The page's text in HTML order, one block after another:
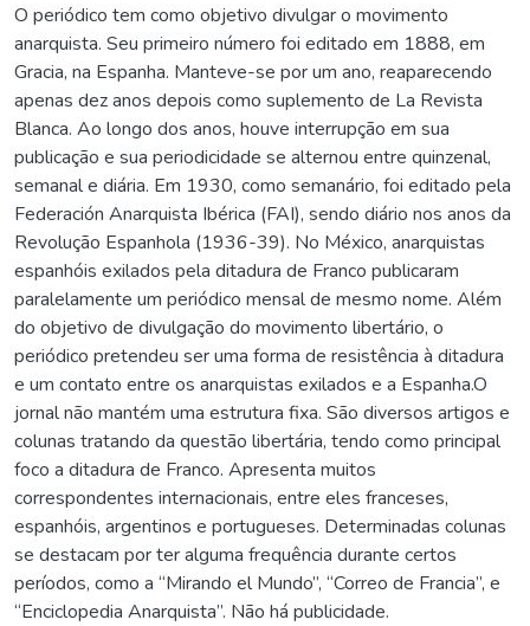
O periódico tem como objetivo divulgar o movimento
anarquista. Seu primeiro número foi editado em 1888, em
Gracia, na Espanha. Manteve-se por um ano, reaparecendo
apenas dez anos depois como suplemento de La Revista
Blanca. Ao longo dos anos, houve interrupção em sua
publicação e sua periodicidade se alternou entre quinzenal,
semanal e diária. Em 1930, como semanário, foi editado pela
Federación Anarquista Ibérica (FAI), sendo diário nos anos da
Revolução Espanhola (1936-39). No México, anarquistas
espanhóis exilados pela ditadura de Franco publicaram
paralelamente um periódico mensal de mesmo nome. Além
do objetivo de divulgação do movimento libertário, o
periódico pretendeu ser uma forma de resistência à ditadura
e um contato entre os anarquistas exilados e a Espanha.O
jornal não mantém uma estrutura fixa. São diversos artigos e
colunas tratando da questão libertária, tendo como principal
foco a ditadura de Franco. Apresenta muitos
correspondentes internacionais, entre eles franceses,
espanhóis, argentinos e portugueses. Determinadas colunas
se destacam por ter alguma frequência durante certos
períodos, como a “Mirando el Mundo”, “Correo de Francia”, e
“Enciclopedia Anarquista”. Não há publicidade.